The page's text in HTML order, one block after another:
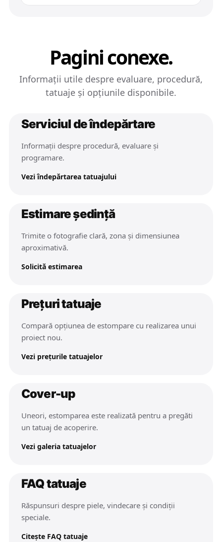
Pagini conexe.
Informații utile despre evaluare, procedură,
tatuaje și opțiunile disponibile.
Serviciul de îndepărtare
Informații despre procedură, evaluare și
programare.
Vezi îndepărtarea tatuajului
Estimare ședință
Trimite o fotografie clară, zona și dimensiunea
aproximativă.
Solicită estimarea
Prețuri tatuaje
Compară opțiunea de estompare cu realizarea unui
proiect nou.
Vezi prețurile tatuajelor
Cover-up
Uneori, estomparea este realizată pentru a pregăti
un tatuaj de acoperire.
Vezi galeria tatuajelor
FAQ tatuaje
Răspunsuri despre piele, vindecare și condiții
speciale.
Citește FAQ tatuaje